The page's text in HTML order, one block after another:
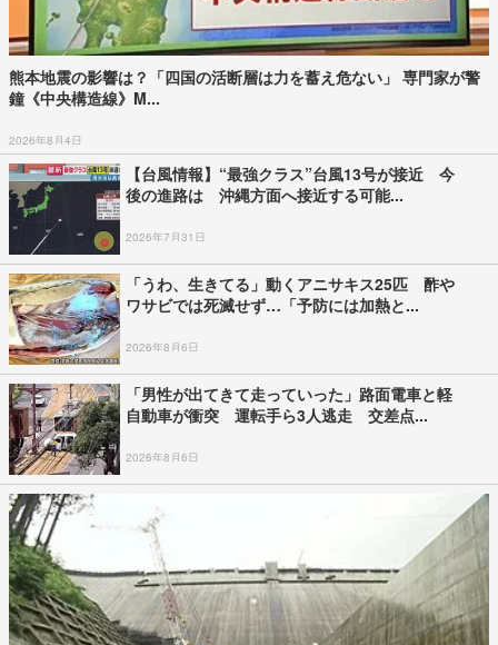
熊本地震の影響は？「四国の活断層は力を蓄え危ない」 専門家が警
鐘《中央構造線》M...
2026年8月4日
【台風情報】“最強クラス”台風13号が接近 今
後の進路は 沖縄方面へ接近する可能...
2026年7月31日
「うわ、生きてる」動くアニサキス25匹 酢や
ワサビでは死滅せず…「予防には加熱と...
2026年8月6日
「男性が出てきて走っていった」路面電車と軽
自動車が衝突 運転手ら3人逃走 交差点...
2026年8月6日